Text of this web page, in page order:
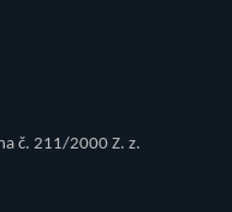
č. 211/2000 Z. z.